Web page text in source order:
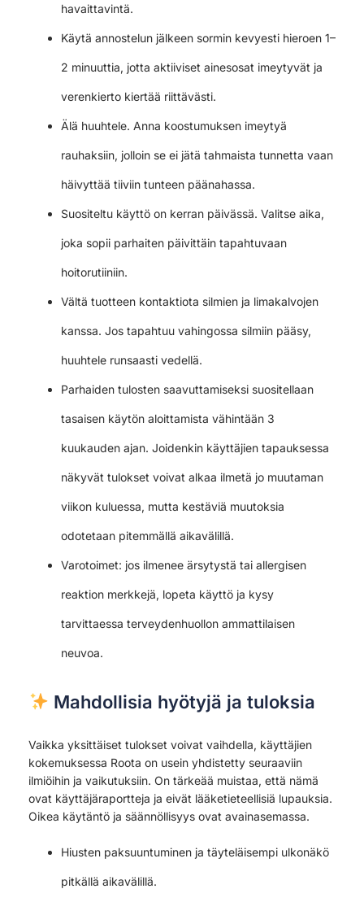
havaittavintä.
Käytä annostelun jälkeen sormin kevyesti hieroen 1–
2 minuuttia, jotta aktiiviset ainesosat imeytyvät ja
verenkierto kiertää riittävästi.
Älä huuhtele. Anna koostumuksen imeytyä
rauhaksiin, jolloin se ei jätä tahmaista tunnetta vaan
häivyttää tiiviin tunteen päänahassa.
Suositeltu käyttö on kerran päivässä. Valitse aika,
joka sopii parhaiten päivittäin tapahtuvaan
hoitorutiiniin.
Vältä tuotteen kontaktiota silmien ja limakalvojen
kanssa. Jos tapahtuu vahingossa silmiin pääsy,
huuhtele runsaasti vedellä.
Parhaiden tulosten saavuttamiseksi suositellaan
tasaisen käytön aloittamista vähintään 3
kuukauden ajan. Joidenkin käyttäjien tapauksessa
näkyvät tulokset voivat alkaa ilmetä jo muutaman
viikon kuluessa, mutta kestäviä muutoksia
odotetaan pitemmällä aikavälillä.
Varotoimet: jos ilmenee ärsytystä tai allergisen
reaktion merkkejä, lopeta käyttö ja kysy
tarvittaessa terveydenhuollon ammattilaisen
neuvoa.
Mahdollisia hyötyjä ja tuloksia
Vaikka yksittäiset tulokset voivat vaihdella, käyttäjien
kokemuksessa Roota on usein yhdistetty seuraaviin
ilmiöihin ja vaikutuksiin. On tärkeää muistaa, että nämä
ovat käyttäjäraportteja ja eivät lääketieteellisiä lupauksia.
Oikea käytäntö ja säännöllisyys ovat avainasemassa.
Hiusten paksuuntuminen ja täyteläisempi ulkonäkö
pitkällä aikavälillä.